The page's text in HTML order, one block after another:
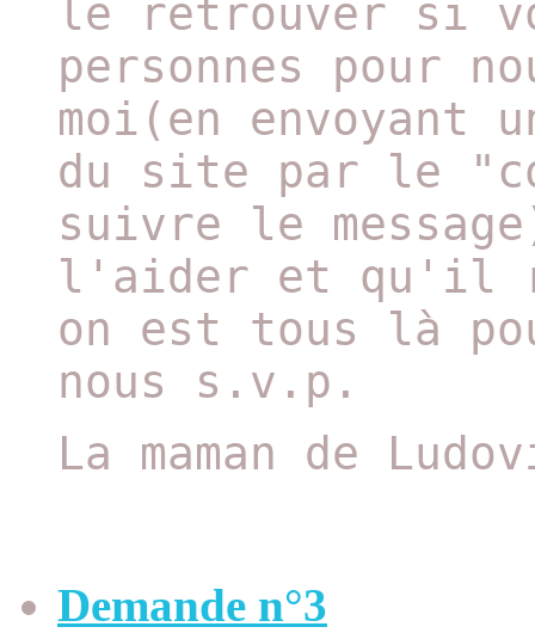
le retrouver si
personnes pour
moi(en envoyant
du site par le
suivre le
l'aider et qu'il
on est tous là
nous s.v.p.
La maman de
Demande n°3